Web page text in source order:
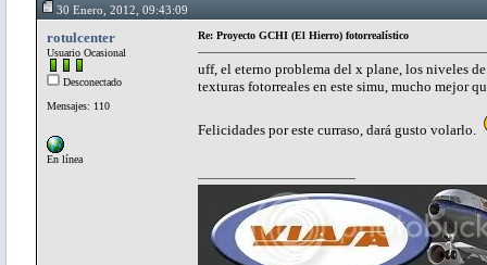
30 Enero, 2012, 09:43:09
rotulcenter
Usuario Ocasional
Desconectado
Mensajes: 110
En línea
Re: Proyecto GCHI (El Hierro) fotorrealístico
uff, el eterno problema del x plane, los niveles
texturas fotorreales en este simu, mucho mejor
Felicidades por este curraso, dará gusto volarlo.